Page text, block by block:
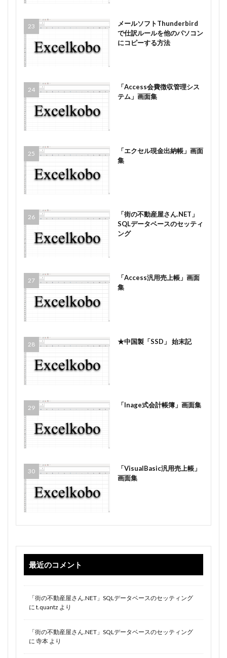
メールソフトThunderbird
で仕訳ルールを他のパソコン
にコピーする方法
「Access会費徴収管理シス
テム」画面集
「エクセル現金出納帳」画面
集
「街の不動産屋さん.NET」
SQLデータベースのセッティ
ング
「Access汎用売上帳」画面
集
★中国製「SSD」 始末記
「Inage式会計帳簿」画面集
「VisualBasic汎用売上帳」
画面集
最近のコメント
「街の不動産屋さん.NET」SQLデータベースのセッティング
に t.quantz より
「街の不動産屋さん.NET」SQLデータベースのセッティング
に 寺本 より